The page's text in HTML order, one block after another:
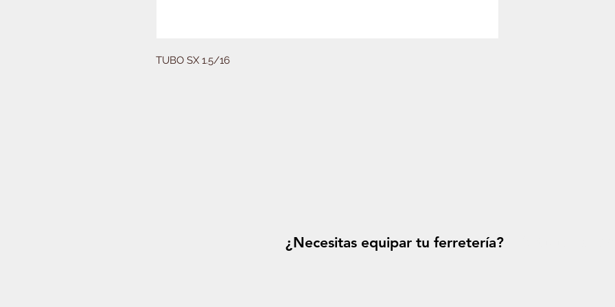
TUBO SX 1.5/16
¿Necesitas equipar tu ferretería?